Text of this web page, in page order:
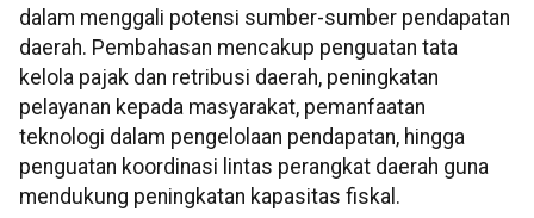
dalam menggali potensi sumber-sumber pendapatan
daerah. Pembahasan mencakup penguatan tata
kelola pajak dan retribusi daerah, peningkatan
pelayanan kepada masyarakat, pemanfaatan
teknologi dalam pengelolaan pendapatan, hingga
penguatan koordinasi lintas perangkat daerah guna
mendukung peningkatan kapasitas fiskal.